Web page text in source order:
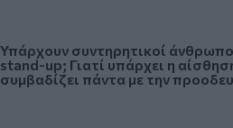
Υπάρχουν συντηρητικοί
stand-up; Γιατί υπάρχει η
συμβαδίζει πάντα με την